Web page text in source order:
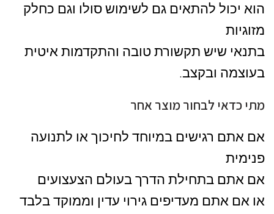
הוא יכול להתאים גם לשימוש סולו וגם כחלק
מזוגיות
בתנאי שיש תקשורת טובה והתקדמות איטית
בעוצמה ובקצב.
מתי כדאי לבחור מוצר אחר
אם אתם רגישים במיוחד לחיכוך או לתנועה
פנימית
אם אתם בתחילת הדרך בעולם הצעצועים
או אם אתם מעדיפים גירוי עדין וממוקד בלבד